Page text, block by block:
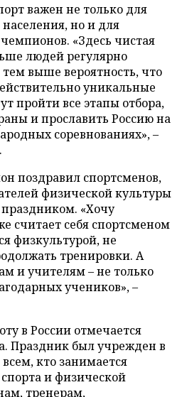
важен не только для
но и для
«Здесь чистая
людей регулярно
выше вероятность, что
уникальные
пройти все этапы отбора,
и прославить Россию на
соревнованиях», –
поздравил спортсменов,
физической культуры
«Хочу
считает себя спортсменом
физкультурой, не
тренировки. А
и учителям – не только
учеников», –
в России отмечается
Праздник был учрежден в
кто занимается
и физической
тренерам,